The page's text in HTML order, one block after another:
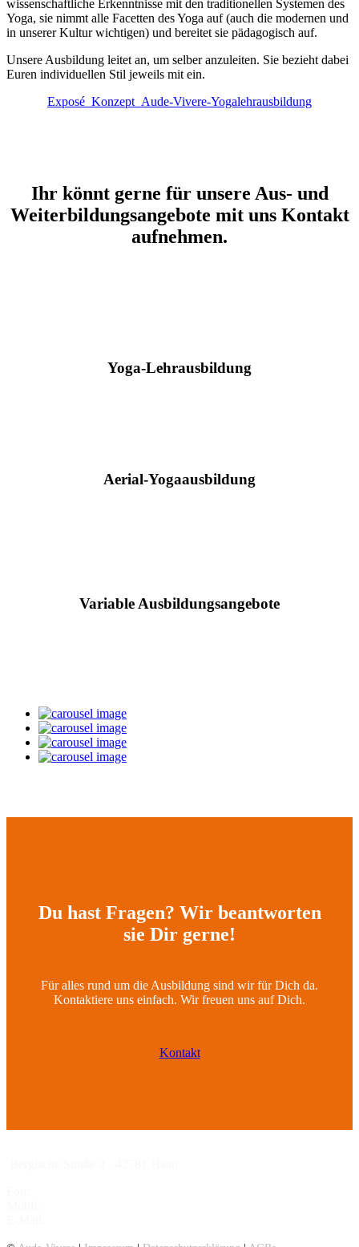
wissenschaftliche Erkenntnisse mit den traditionellen Systemen des
Yoga, sie nimmt alle Facetten des Yoga auf (auch die modernen und
in unserer Kultur wichtigen) und bereitet sie pädagogisch auf.
Unsere Ausbildung leitet an, um selber anzuleiten. Sie bezieht dabei
Euren individuellen Stil jeweils mit ein.
Exposé_Konzept_Aude-Vivere-Yogalehrausbildung
Ihr könnt gerne für unsere Aus- und
Weiterbildungsangebote mit uns Kontakt
aufnehmen.
Yoga-Lehrausbildung
Aerial-Yogaausbildung
Variable Ausbildungsangebote
Du hast Fragen? Wir beantworten
sie Dir gerne!
Für alles rund um die Ausbildung sind wir für Dich da.
Kontaktiere uns einfach. Wir freuen uns auf Dich.
Kontakt